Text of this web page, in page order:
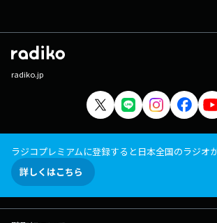
「爽やかポップス」 7月：「あなたのアツくなれ
ームだからCityPop」 5月：「着メロにしていた1
くなる旅うた」 3月：「春に聞きたい曲」 2月：
曲」 1月：「活力ソング」 ●2023年 12月：「聖
曲」 9月： 「エモい秋の曲」 8月： ※ゲスト企
「初めて買ったCD」 6月：「夏だ！フェスだ！こ
3月：「花咲くさくら歌」 2月：「ももいろなあ
験生に送る応援歌」 ●2022年 12月：「2022年
月：「ドライブで聞きたいあの曲」 10月：「秋に
グ」 ■皆さまからのリクエストをお待ちして
----------------------- 【メッセージフォ
日放送のリクエストSP ■テーマ「キュンキュ
リクエスト曲用投稿フォーム ■フリーメッセ
radiko.jp
ラジコプレミアムに登録すると日本全国のラジオ
詳しくはこちら